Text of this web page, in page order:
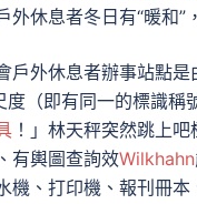
休息者冬日有“暖和”
戶外休息者辦事站點
度（即有同一的標識
！」林天秤突然跳上
有輿圖查詢效Wilkhahn
機、打印機、報刊冊